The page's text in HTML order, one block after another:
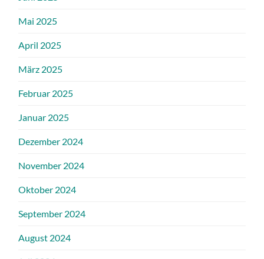
Mai 2025
April 2025
März 2025
Februar 2025
Januar 2025
Dezember 2024
November 2024
Oktober 2024
September 2024
August 2024